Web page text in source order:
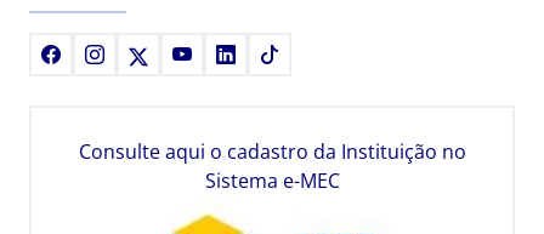
FacebookInstagram YoutubeLinkedIn
Consulte aqui o cadastro da Instituição no
Sistema e-MEC